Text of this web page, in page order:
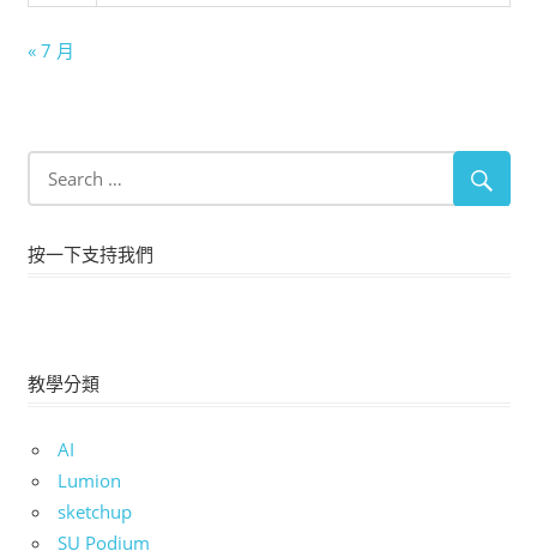
« 7 月
按一下支持我們
教學分類
AI
Lumion
sketchup
SU Podium